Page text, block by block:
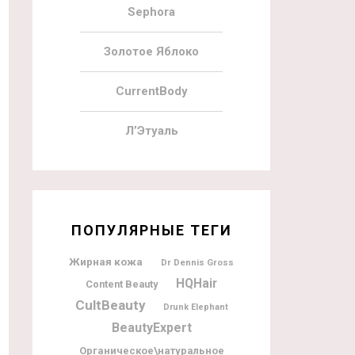
Sephora
Золотое Яблоко
CurrentBody
Л’Этуаль
ПОПУЛЯРНЫЕ ТЕГИ
Жирная кожа Dr Dennis Gross
Content Beauty HQHair
CultBeauty Drunk Elephant
BeautyExpert
Органическое\натуральное